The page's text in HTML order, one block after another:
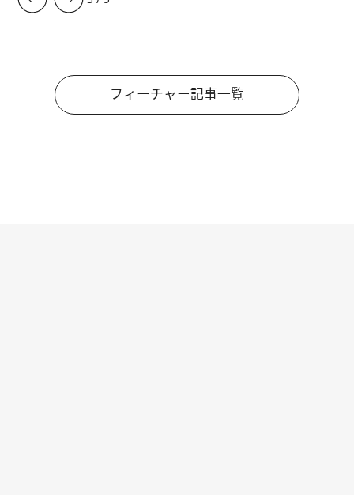
フィーチャー記事一覧